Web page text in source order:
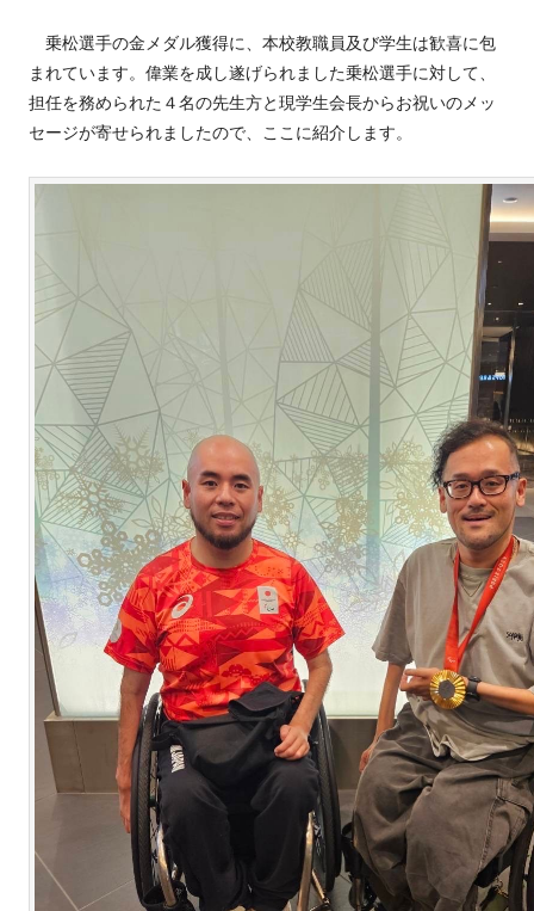
乗松選手の金メダル獲得に、本校教職員及び学生は歓喜に包
まれています。偉業を成し遂げられました乗松選手に対して、
担任を務められた４名の先生方と現学生会長からお祝いのメッ
セージが寄せられましたので、ここに紹介します。